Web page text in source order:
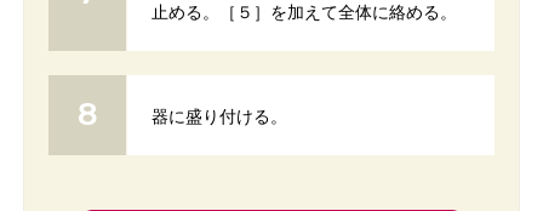
止める。［５］を加えて全体に絡める。
器に盛り付ける。